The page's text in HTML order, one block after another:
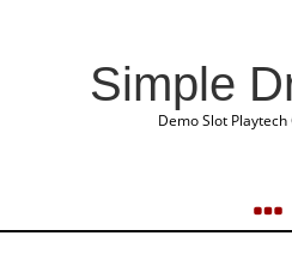
Simple
Demo Slot